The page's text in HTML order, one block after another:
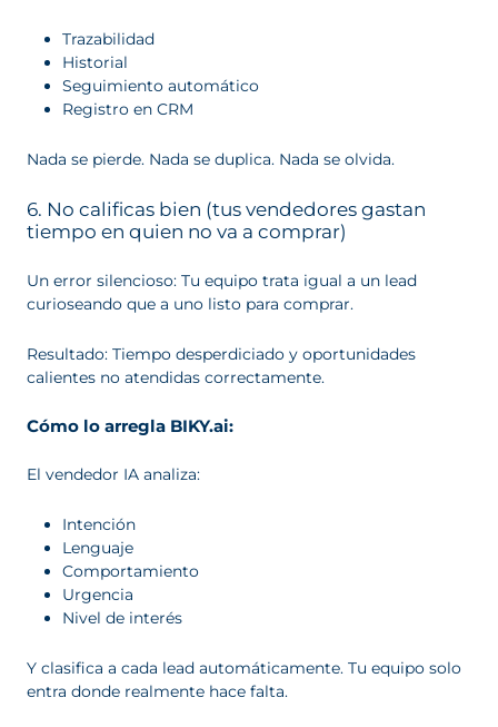
Trazabilidad
Historial
Seguimiento automático
Registro en CRM
Nada se pierde. Nada se duplica. Nada se olvida.
6. No calificas bien (tus vendedores gastan
tiempo en quien no va a comprar)
Un error silencioso: Tu equipo trata igual a un lead
curioseando que a uno listo para comprar.
Resultado: Tiempo desperdiciado y oportunidades
calientes no atendidas correctamente.
Cómo lo arregla BIKY.ai:
El vendedor IA analiza:
Intención
Lenguaje
Comportamiento
Urgencia
Nivel de interés
Y clasifica a cada lead automáticamente. Tu equipo solo
entra donde realmente hace falta.